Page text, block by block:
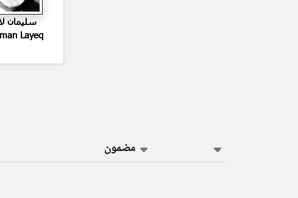
سليمان
Layeq
مضمون